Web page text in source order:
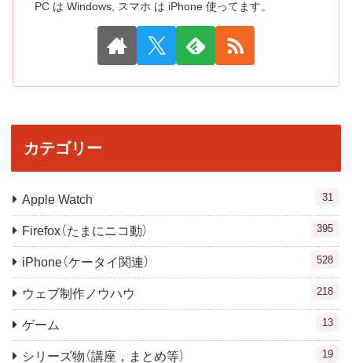
PC は Windows, スマホ は iPhone 使ってます。
カテゴリー
Apple Watch 31
Firefox（たまにニコ動） 395
iPhone（ケータイ関連） 528
ウェブ制作ノウハウ 218
ゲーム 13
シリーズ物（講座，まとめ等） 19